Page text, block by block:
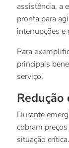
assistência, a
pronta para
interrupções e
Para
principais
serviço.
Redução
Durante
cobram
situação crítica.